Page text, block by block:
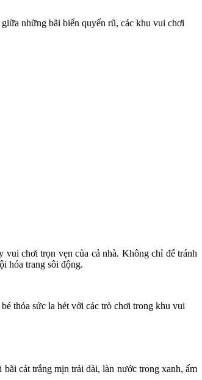
những bãi biển quyến rũ, các khu vui chơi
chơi trọn vẹn của cả nhà. Không chỉ để tránh
hóa trang sôi động.
thỏa sức la hét với các trò chơi trong khu vui
cát trắng mịn trải dài, làn nước trong xanh, ấm